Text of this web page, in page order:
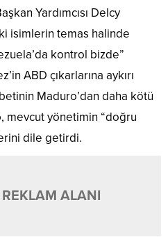
Yardımcısı Delcy
isimlerin temas halinde
kontrol bizde”
ABD çıkarlarına aykırı
Maduro’dan daha kötü
mevcut yönetimin “doğru
dile getirdi.
ALANI